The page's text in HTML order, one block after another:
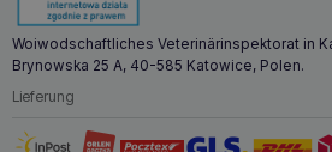
Woiwodschaftliches Veterinärinspektorat in
Brynowska 25 A, 40-585 Katowice, Polen.
Lieferung